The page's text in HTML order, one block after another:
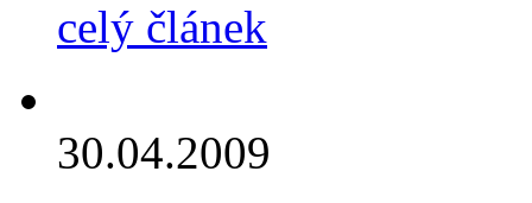
celý článek
30.04.2009